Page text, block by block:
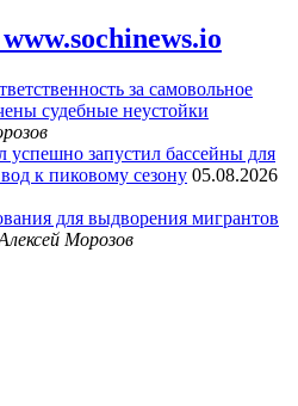
за самовольное
судебные неустойки
запустил бассейны для
к пиковому сезону 05.08.2026
для выдворения мигрантов
Морозов